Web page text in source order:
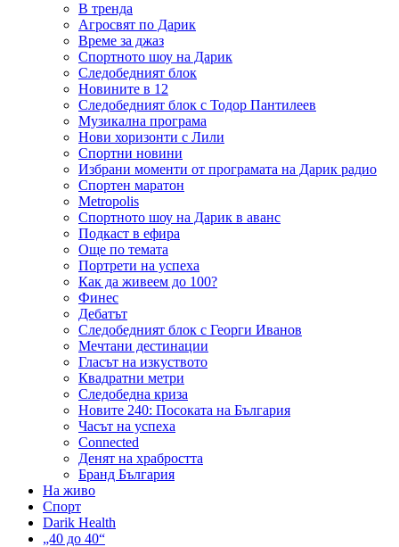
В тренда
Агросвят по Дарик
Време за джаз
Спортното шоу на Дарик
Следобедният блок
Новините в 12
Следобедният блок с Тодор Пантилеев
Музикална програма
Нови хоризонти с Лили
Спортни новини
Избрани моменти от програмата на Дарик радио
Спортен маратон
Metropolis
Спортното шоу на Дарик в аванс
Подкаст в ефира
Още по темата
Портрети на успеха
Как да живеем до 100?
Финес
Дебатът
Следобедният блок с Георги Иванов
Мечтани дестинации
Гласът на изкуството
Квадратни метри
Следобедна криза
Новите 240: Посоката на България
Часът на успеха
Connected
Денят на храбростта
Бранд България
На живо
Спорт
Darik Health
„40 до 40“